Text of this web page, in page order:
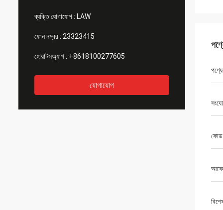
ব্যক্তি যোগাযোগ : LAW
ফোন নম্বর : 23323415
হোয়াটসঅ্যাপ : +8618100277605
যোগাযোগ
কোড